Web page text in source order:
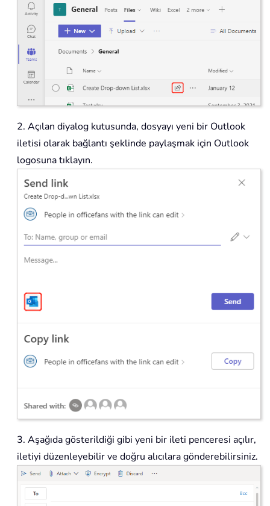
2. Açılan diyalog kutusunda, dosyayı yeni bir Outlook
iletisi olarak bağlantı şeklinde paylaşmak için Outlook
logosuna tıklayın.
3. Aşağıda gösterildiği gibi yeni bir ileti penceresi açılır,
iletiyi düzenleyebilir ve doğru alıcılara gönderebilirsiniz.